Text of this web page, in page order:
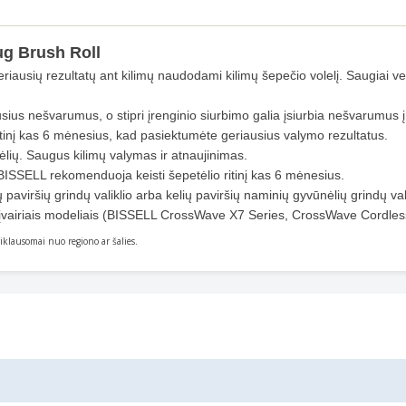
Brush Roll
rezultatų ant kilimų naudodami kilimų šepečio volelį. Saugiai
nešvarumus, o stipri įrenginio siurbimo galia įsiurbia
kas 6 mėnesius, kad pasiektumėte geriausius valymo rezultatus.
Saugus kilimų valymas ir atnaujinimas.
rekomenduoja keisti šepetėlio ritinį kas 6 mėnesius.
grindų valiklio arba kelių paviršių naminių gyvūnėlių grindų
modeliais (BISSELL CrossWave X7 Series, CrossWave
nuo regiono ar šalies.